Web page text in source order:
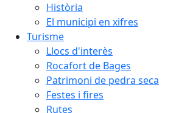
Història
El municipi en xifres
Turisme
Llocs d'interès
Rocafort de Bages
Patrimoni de pedra seca
Festes i fires
Rutes